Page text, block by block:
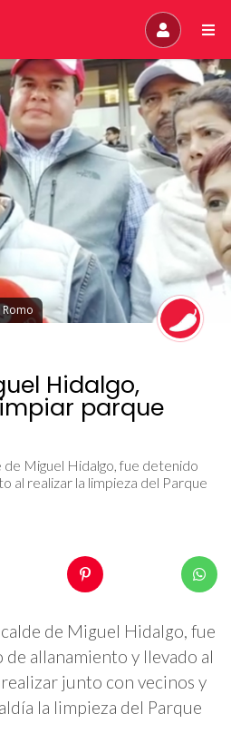
Hidalgo,
parque
Miguel Hidalgo, fue detenido
al realizar la limpieza del Parque
de Miguel Hidalgo, fue
allanamiento y llevado al
junto con vecinos y
la limpieza del Parque